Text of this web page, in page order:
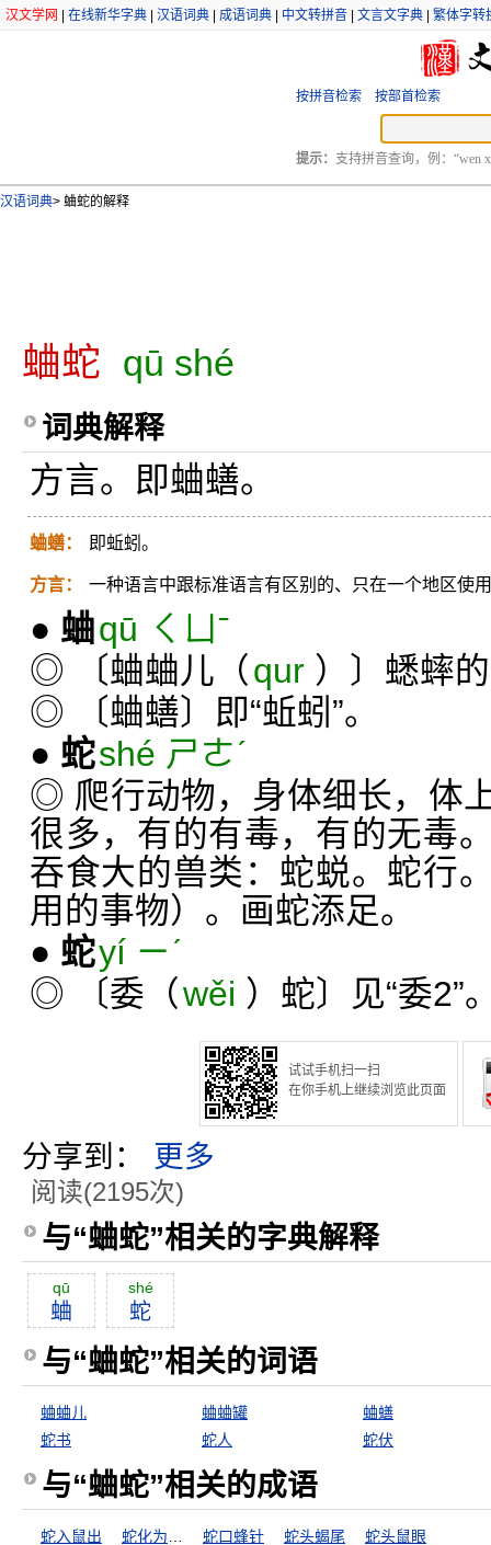
汉文学网 在线新华字典 汉语词典 成语词典 中文转拼音 文言文字典 繁体字转
按拼音检索 按部首检索
提示： 支持拼音查询，例：“wen
汉语词典> 蛐蛇的解释
蛐蛇 qū shé
词典解释
方言。即蛐蟮。
蛐蟮： 即蚯蚓。
方言： 一种语言中跟标准语言有区别的、只在一个地区使
● 蛐qū ㄑㄩˉ
◎ 〔蛐蛐儿（qur ）〕蟋蟀
◎ 〔蛐蟮〕即“蚯蚓”。
● 蛇shé ㄕㄜˊ
◎ 爬行动物，身体细长，体
很多，有的有毒，有的无毒
吞食大的兽类：蛇蜕。蛇行
用的事物）。画蛇添足。
● 蛇yí ㄧˊ
◎ 〔委（wěi ）蛇〕见“委2”
试试手机扫一扫
在你手机上继续浏览此页面
分享到： 更多
阅读(2195次)
与“蛐蛇”相关的字典解释
qū
蛐
shé
蛇
与“蛐蛇”相关的词语
蛐蛐儿 蛐蛐罐
蛐蟮
蛇书
蛇人 蛇伏
与“蛐蛇”相关的成语
蛇入鼠出 蛇口蜂针 蛇头蝎尾 蛇头鼠眼